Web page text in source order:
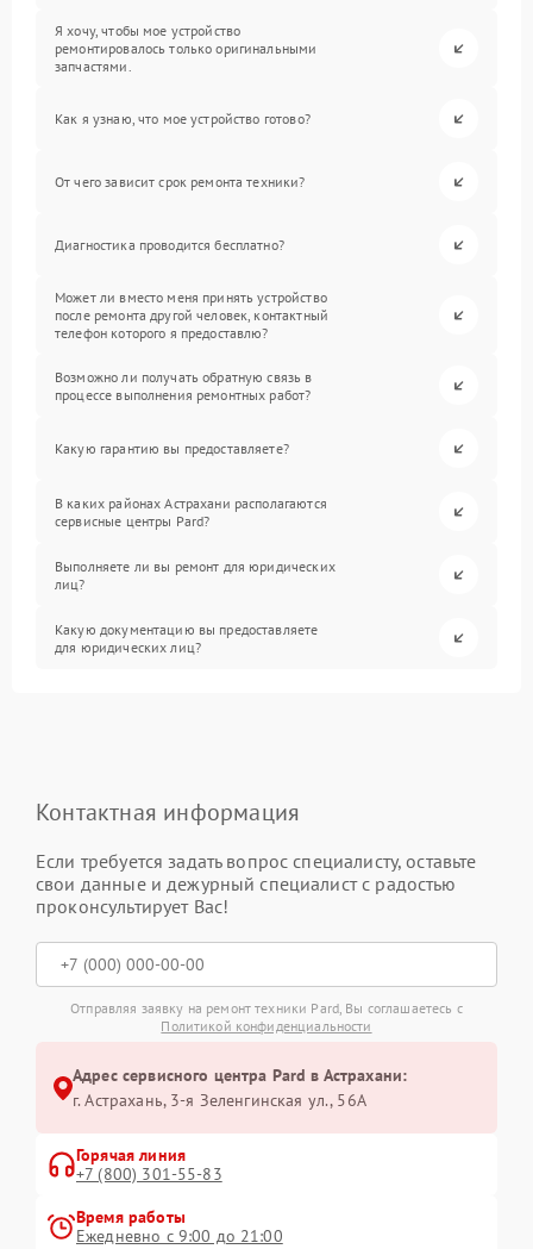
Я хочу, чтобы мое устройство
ремонтировалось только оригинальными
запчастями.
Как я узнаю, что мое устройство готово?
От чего зависит срок ремонта техники?
Диагностика проводится бесплатно?
Может ли вместо меня принять устройство
после ремонта другой человек, контактный
телефон которого я предоставлю?
Возможно ли получать обратную связь в
процессе выполнения ремонтных работ?
Какую гарантию вы предоставляете?
В каких районах Астрахани располагаются
сервисные центры Pard?
Выполняете ли вы ремонт для юридических
лиц?
Какую документацию вы предоставляете
для юридических лиц?
Контактная информация
Если требуется задать вопрос специалисту, оставьте
свои данные и дежурный специалист с радостью
проконсультирует Вас!
Отправляя заявку на ремонт техники Pard, Вы соглашаетесь с
Политикой конфиденциальности
Адрес сервисного центра Pard в Астрахани:
г. Астрахань, 3-я Зеленгинская ул., 56А
Горячая линия
+7 (800) 301-55-83
Время работы
Ежедневно с 9:00 до 21:00